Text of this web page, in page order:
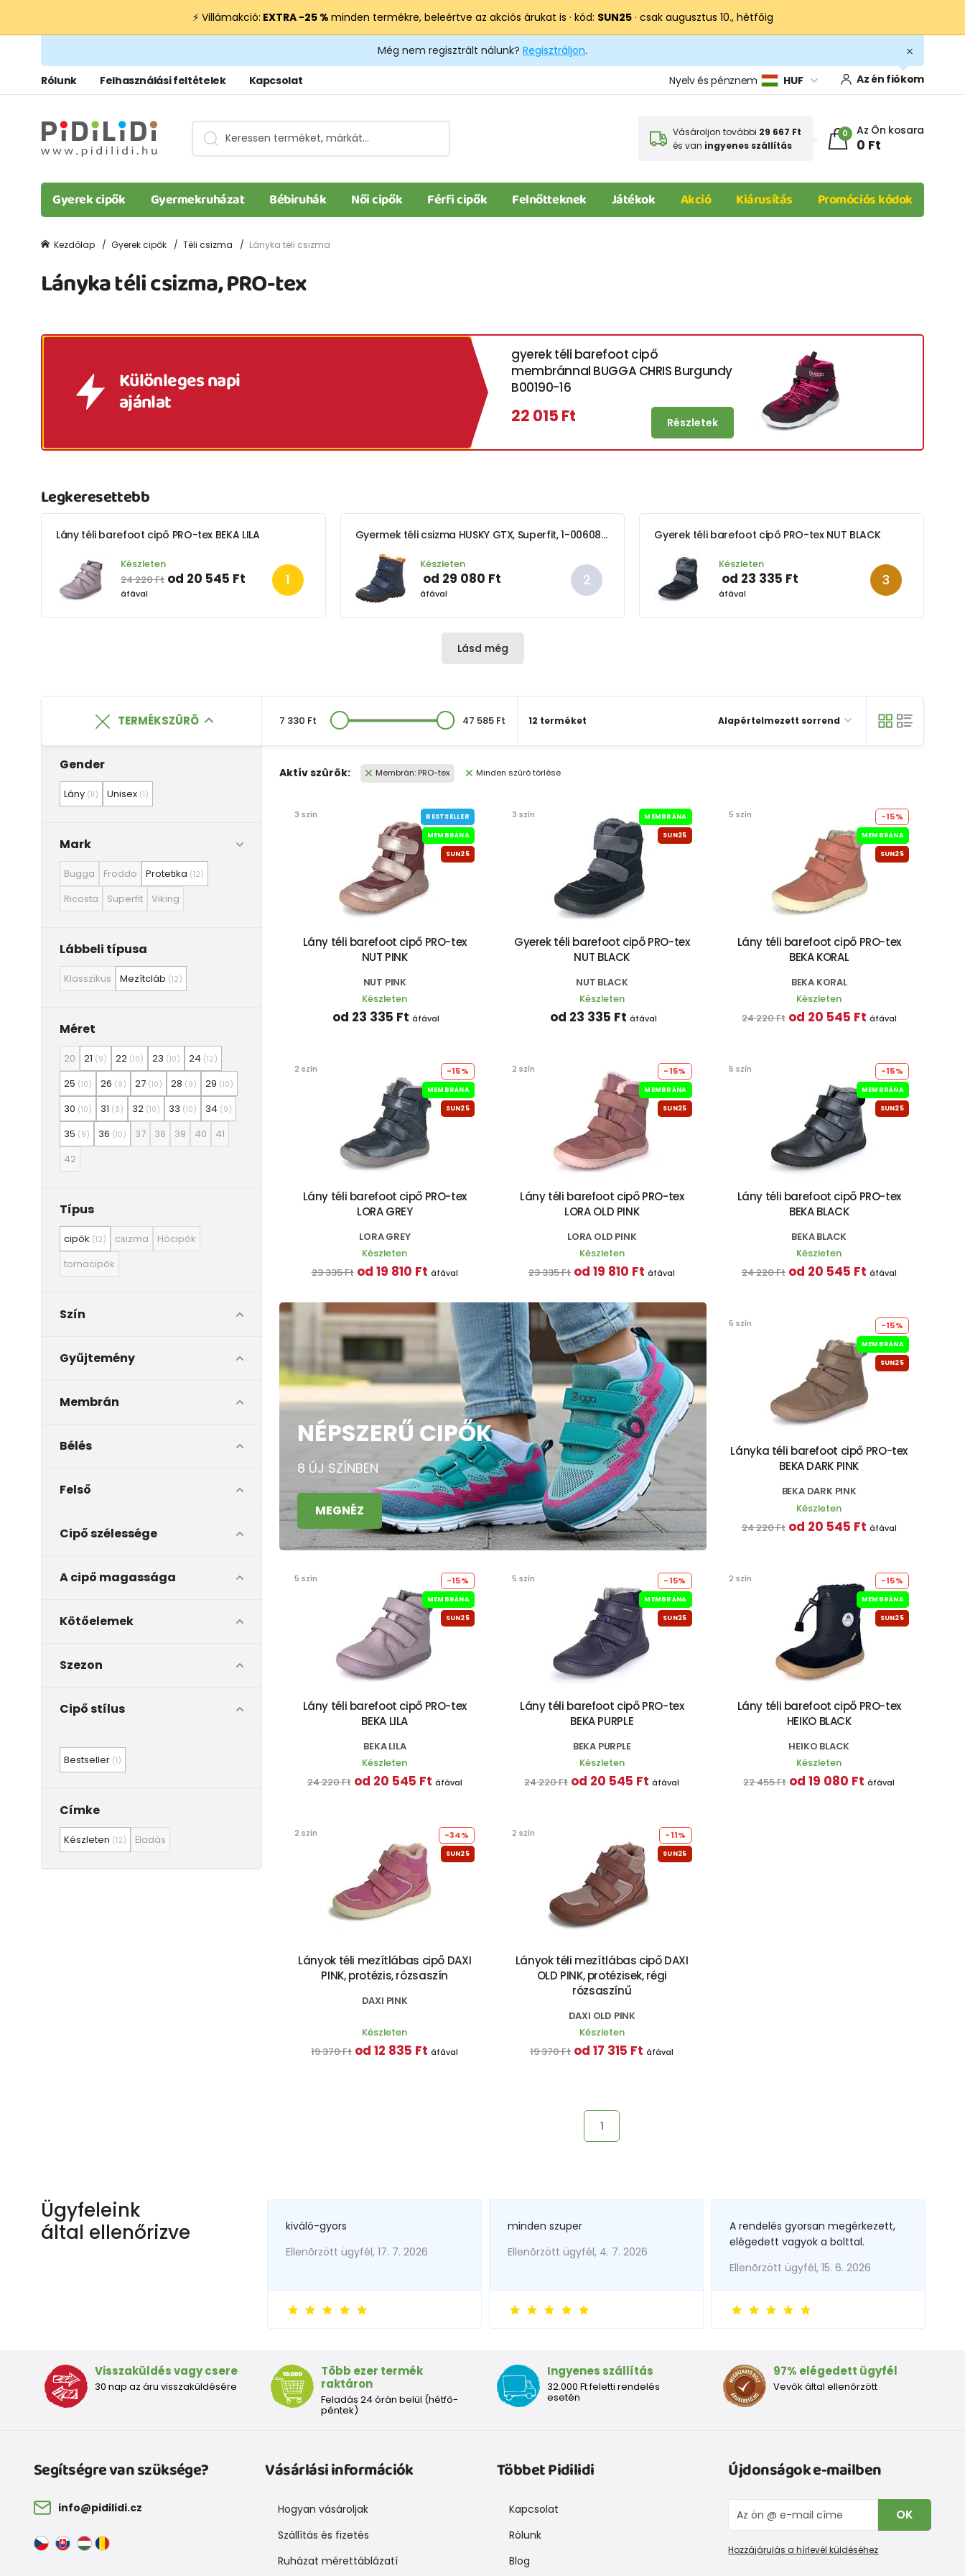
⚡ Villámakció: EXTRA −25 % minden termékre, beleértve az akciós árukat is · kód: SUN25· csak augusztus 10., hétfőig
Még nem regisztrált nálunk? Regisztráljon.
Rólunk Felhasználási feltételek Kapcsolat Nyelv és pénznem HUF Az én fiókom
Vásároljon további 29 667 Ft
és van ingyenes szállítás
0 Az Ön kosara
0 Ft
Gyerek cipők Gyermekruházat Bébiruhák Női cipők Férfi cipők Felnőtteknek Játékok Akció Kiárusítás Promóciós kódok
Kezdõlap Gyerek cipők Téli csizma Lányka téli csizma
Lányka téli csizma, PRO-tex
Különleges napi
ajánlat
gyerek téli barefoot cipő
membránnal BUGGA CHRIS Burgundy
B00190-16
22 015 Ft Részletek
Legkeresettebb
Lány téli barefoot cipő PRO-tex BEKA LILA
Készleten
24 220 Ft od 20 545 Ft
áfával
Gyermek téli csizma HUSKY GTX, Superfit, 1-006080-8030, kék-narancs
Készleten
od 29 080 Ft
áfával
Gyerek téli barefoot cipő PRO-tex NUT BLACK
Készleten
od 23 335 Ft
áfával
Lásd még
TERMÉKSZÛRÕ 12 terméket Alapértelmezett sorrend
Gender
Lány (11) Unisex (1)
Mark
Bugga Froddo Protetika (12)
Ricosta Superfit Viking
Lábbeli típusa
Klasszikus Mezítcláb (12)
Méret
20 21 (9) 22 (10) 23 (10) 24 (12)
25 (10) 26 (9) 27 (10) 28 (9) 29 (10)
30 (10) 31 (8) 32 (10) 33 (10) 34 (9)
35 (9) 36 (10) 37 38 39 40
41
42
Típus
cipők (12) csizma
Hócipők
tornacipők
Szín
Gyűjtemény
Membrán
Bélés
Felső
Cipő szélessége
A cipő magassága
Kötőelemek
Szezon
Cipő stílus
Bestseller (1)
Címke
Készleten (12) Eladás
7 330 Ft 47 585 Ft
Aktív szûrõk: Membrán: PRO-tex Minden szûrõ törlése
3 szín BESTSELLER
MEMBRÁNA
SUN25
Lány téli barefoot cipő PRO-tex
NUT PINK
NUT PINK
Készleten
od 23 335 Ft áfával
3 szín MEMBRÁNA
SUN25
Gyerek téli barefoot cipő PRO-tex
NUT BLACK
NUT BLACK
Készleten
od 23 335 Ft áfával
5 szín -15%
MEMBRÁNA
SUN25
Lány téli barefoot cipő PRO-tex
BEKA KORAL
BEKA KORAL
Készleten
24 220 Ft od 20 545 Ft áfával
2 szín -15%
MEMBRÁNA
SUN25
Lány téli barefoot cipő PRO-tex
LORA GREY
LORA GREY
Készleten
23 335 Ft od 19 810 Ft áfával
2 szín -15%
MEMBRÁNA
SUN25
Lány téli barefoot cipő PRO-tex
LORA OLD PINK
LORA OLD PINK
Készleten
23 335 Ft od 19 810 Ft áfával
5 szín -15%
MEMBRÁNA
SUN25
Lány téli barefoot cipő PRO-tex
BEKA BLACK
BEKA BLACK
Készleten
24 220 Ft od 20 545 Ft áfával
NÉPSZERŰ CIPŐK
8 ÚJ SZÍNBEN
MEGNÉZ
5 szín -15%
MEMBRÁNA
SUN25
Lányka téli barefoot cipő PRO-tex
BEKA DARK PINK
BEKA DARK PINK
Készleten
24 220 Ft od 20 545 Ft áfával
5 szín -15%
MEMBRÁNA
SUN25
Lány téli barefoot cipő PRO-tex
BEKA LILA
BEKA LILA
Készleten
24 220 Ft od 20 545 Ft áfával
5 szín -15%
MEMBRÁNA
SUN25
Lány téli barefoot cipő PRO-tex
BEKA PURPLE
BEKA PURPLE
Készleten
24 220 Ft od 20 545 Ft áfával
2 szín -15%
MEMBRÁNA
SUN25
Lány téli barefoot cipő PRO-tex
HEIKO BLACK
HEIKO BLACK
Készleten
22 455 Ft od 19 080 Ft áfával
2 szín -34%
SUN25
Lányok téli mezítlábas cipő DAXI
PINK, protézis, rózsaszín
DAXI PINK
Készleten
19 370 Ft od 12 835 Ft áfával
2 szín -11%
SUN25
Lányok téli mezítlábas cipő DAXI
OLD PINK, protézisek, régi
rózsaszínű
DAXI OLD PINK
Készleten
19 370 Ft od 17 315 Ft áfával
1
Ügyfeleink
által ellenőrizve
kiváló-gyors
Ellenõrzött ügyfél, 17. 7. 2026
minden szuper
Ellenõrzött ügyfél, 4. 7. 2026
A rendelés gyorsan megérkezett,
elégedett vagyok a bolttal.
Ellenõrzött ügyfél, 15. 6. 2026
Visszaküldés vagy csere
30 nap az áru visszaküldésére
Több ezer termék
raktáron
Feladás 24 órán belül (hétfő-
péntek)
Ingyenes szállítás
32.000 Ft feletti rendelés
esetén
97% elégedett ügyfél
Vevők által ellenőrzött
Segítségre van szüksége?
info@pidilidi.cz
Vásárlási információk
Hogyan vásároljak
Szállítás és fizetés
Ruházat mérettáblázatí
Többet Pidilidi
Kapcsolat
Rólunk
Blog
Újdonságok e-mailben
OK
Hozzájárulás a hírlevél küldéséhez